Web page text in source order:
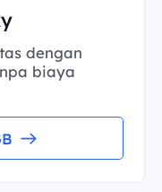
dengan
biaya